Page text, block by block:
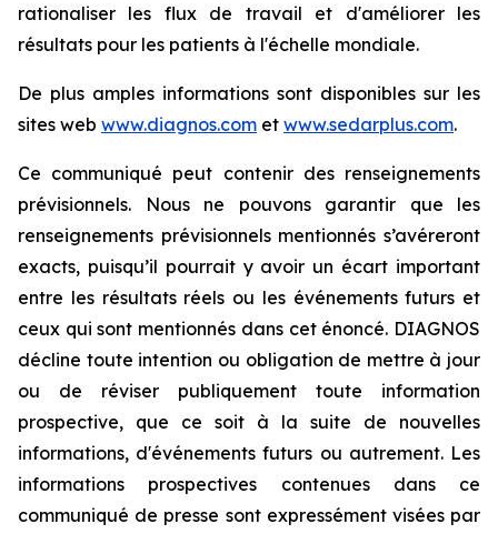
rationaliser les flux de travail et d'améliorer les
résultats pour les patients à l'échelle mondiale.
De plus amples informations sont disponibles sur les
sites web www.diagnos.com et www.sedarplus.com.
Ce communiqué peut contenir des renseignements
prévisionnels. Nous ne pouvons garantir que les
renseignements prévisionnels mentionnés s’avéreront
exacts, puisqu’il pourrait y avoir un écart important
entre les résultats réels ou les événements futurs et
ceux qui sont mentionnés dans cet énoncé. DIAGNOS
décline toute intention ou obligation de mettre à jour
ou de réviser publiquement toute information
prospective, que ce soit à la suite de nouvelles
informations, d'événements futurs ou autrement. Les
informations prospectives contenues dans ce
communiqué de presse sont expressément visées par